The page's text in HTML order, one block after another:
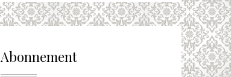
Abonnement